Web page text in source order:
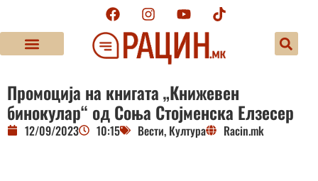
Промоција на книгата „Книжевен
бинокулар“ од Соња Стојменска Елзесер
12/09/2023 10:15 Вести, Култура Racin.mk